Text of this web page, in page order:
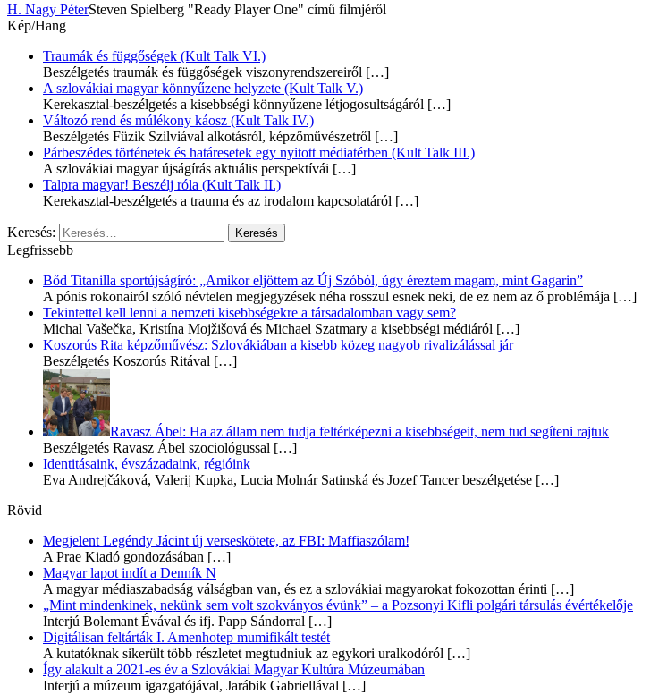
H. Nagy PéterSteven Spielberg "Ready Player One" című filmjéről
Kép/Hang
Traumák és függőségek (Kult Talk VI.)
Beszélgetés traumák és függőségek viszonyrendszereiről […]
A szlovákiai magyar könnyűzene helyzete (Kult Talk V.)
Kerekasztal-beszélgetés a kisebbségi könnyűzene létjogosultságáról […]
Változó rend és múlékony káosz (Kult Talk IV.)
Beszélgetés Füzik Szilviával alkotásról, képzőművészetről […]
Párbeszédes történetek és határesetek egy nyitott médiatérben (Kult Talk III.)
A szlovákiai magyar újságírás aktuális perspektívái […]
Talpra magyar! Beszélj róla (Kult Talk II.)
Kerekasztal-beszélgetés a trauma és az irodalom kapcsolatáról […]
Keresés:
Legfrissebb
Bőd Titanilla sportújságíró: „Amikor eljöttem az Új Szóból, úgy éreztem magam, mint Gagarin”
A pónis rokonairól szóló névtelen megjegyzések néha rosszul esnek neki, de ez nem az ő problémája […]
Tekintettel kell lenni a nemzeti kisebbségekre a társadalomban vagy sem?
Michal Vašečka, Kristína Mojžišová és Michael Szatmary a kisebbségi médiáról […]
Koszorús Rita képzőművész: Szlovákiában a kisebb közeg nagyob rivalizálással jár
Beszélgetés Koszorús Ritával […]
Ravasz Ábel: Ha az állam nem tudja feltérképezni a kisebbségeit, nem tud segíteni rajtuk
Beszélgetés Ravasz Ábel szociológussal […]
Identitásaink, évszázadaink, régióink
Eva Andrejčáková, Valerij Kupka, Lucia Molnár Satinská és Jozef Tancer beszélgetése […]
Rövid
Megjelent Legéndy Jácint új verseskötete, az FBI: Maffiaszólam!
A Prae Kiadó gondozásában […]
Magyar lapot indít a Denník N
A magyar médiaszabadság válságban van, és ez a szlovákiai magyarokat fokozottan érinti […]
„Mint mindenkinek, nekünk sem volt szokványos évünk” – a Pozsonyi Kifli polgári társulás évértékelője
Interjú Bolemant Évával és ifj. Papp Sándorral […]
Digitálisan feltárták I. Amenhotep mumifikált testét
A kutatóknak sikerült több részletet megtudniuk az egykori uralkodóról […]
Így alakult a 2021-es év a Szlovákiai Magyar Kultúra Múzeumában
Interjú a múzeum igazgatójával, Jarábik Gabriellával […]